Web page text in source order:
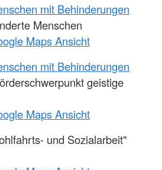
mit Behinderungen
Menschen
Maps Ansicht
mit Behinderungen
geistige
Maps Ansicht
und Sozialarbeit"